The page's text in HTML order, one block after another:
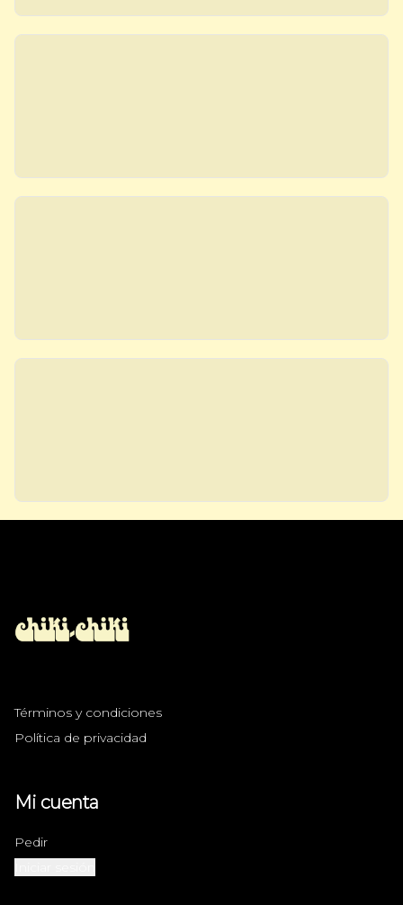
Términos y condiciones
Política de privacidad
Mi cuenta
Pedir